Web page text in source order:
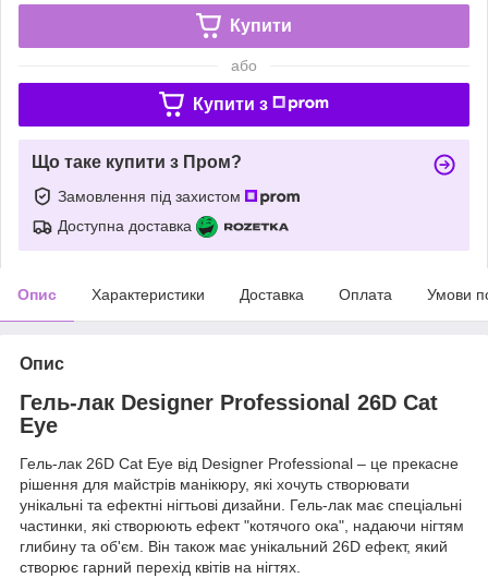
Купити
або
Купити з
Що таке купити з Пром?
Замовлення під захистом
Доступна доставка
Опис Характеристики Доставка Оплата Умови
Опис
Гель-лак Designer Professional 26D Cat
Eye
Гель-лак 26D Cat Eye від Designer Professional – це прекасне
рішення для майстрів манікюру, які хочуть створювати
унікальні та ефектні нігтьові дизайни. Гель-лак має спеціальні
частинки, які створюють ефект "котячого ока", надаючи нігтям
глибину та об'єм. Він також має унікальний 26D ефект, який
створює гарний перехід квітів на нігтях.